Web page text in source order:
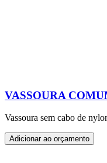
VASSOURA
Vassoura sem cabo de
Adicionar ao orçamento